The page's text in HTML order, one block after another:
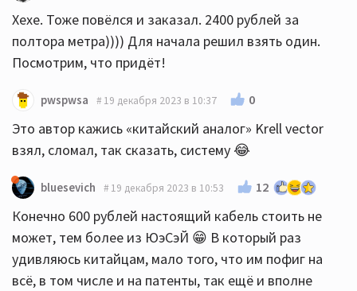
Хехе. Тоже повёлся и заказал. 2400 рублей за
полтора метра)))) Для начала решил взять один.
Посмотрим, что придёт!
pwspwsa 19 декабря 2023 в 10:37 0
Это автор кажись «китайский аналог» Krell vector
взял, сломал, так сказать, систему 😂
bluesevich 19 декабря 2023 в 10:53 12
Конечно 600 рублей настоящий кабель стоить не
может, тем более из ЮэСэЙ 😁 В который раз
удивляюсь китайцам, мало того, что им пофиг на
всё, в том числе и на патенты, так ещё и вполне